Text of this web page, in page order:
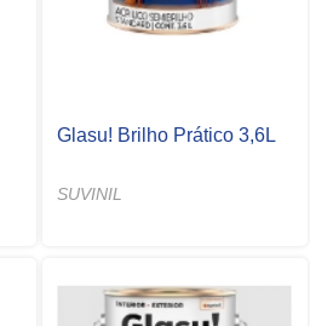
Glasu! Brilho Prático 3,6L
SUVINIL